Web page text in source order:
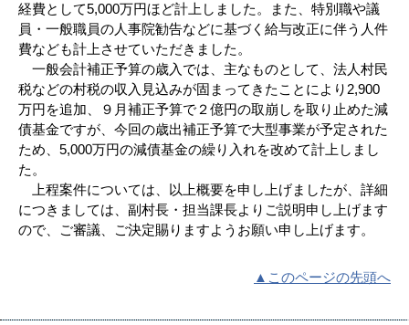
経費として5,000万円ほど計上しました。また、特別職や議
員・一般職員の人事院勧告などに基づく給与改正に伴う人件
費なども計上させていただきました。
一般会計補正予算の歳入では、主なものとして、法人村民
税などの村税の収入見込みが固まってきたことにより2,900
万円を追加、９月補正予算で２億円の取崩しを取り止めた減
債基金ですが、今回の歳出補正予算で大型事業が予定された
ため、5,000万円の減債基金の繰り入れを改めて計上しまし
た。
上程案件については、以上概要を申し上げましたが、詳細
につきましては、副村長・担当課長よりご説明申し上げます
ので、ご審議、ご決定賜りますようお願い申し上げます。
▲このページの先頭へ